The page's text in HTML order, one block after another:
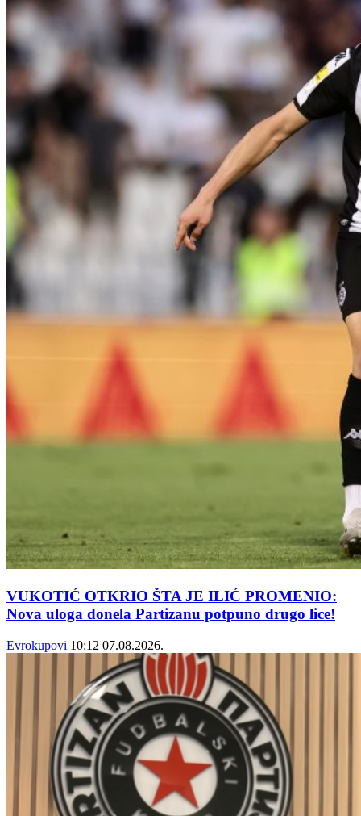
VUKOTIĆ OTKRIO ŠTA JE ILIĆ PROMENIO:
Nova uloga donela Partizanu potpuno drugo lice!
Evrokupovi 10:12 07.08.2026.